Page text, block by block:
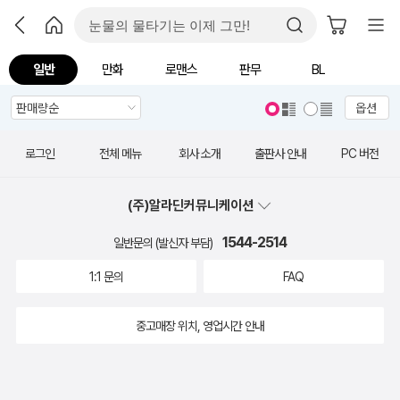
일반 만화 로맨스 판무 BL
옵션
로그인 전체 메뉴 회사 소개 출판사 안내 PC 버전
(주)알라딘커뮤니케이션
일반문의 (발신자 부담) 1544-2514
1:1 문의 FAQ
중고매장 위치, 영업시간 안내